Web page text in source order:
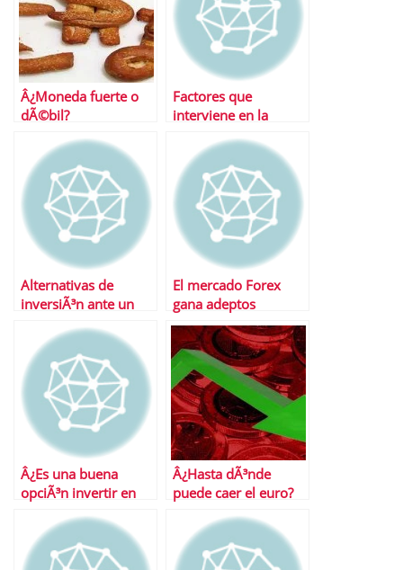
Â¿Moneda fuerte o
dÃ©bil?
Factores que
interviene en la
de divisas
Alternativas de
inversiÃ³n ante un
El mercado Forex
gana adeptos
Â¿Es una buena
opciÃ³n invertir en
Â¿Hasta dÃ³nde
puede caer el euro?